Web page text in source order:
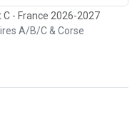
- France 2026-2027
A/B/C & Corse